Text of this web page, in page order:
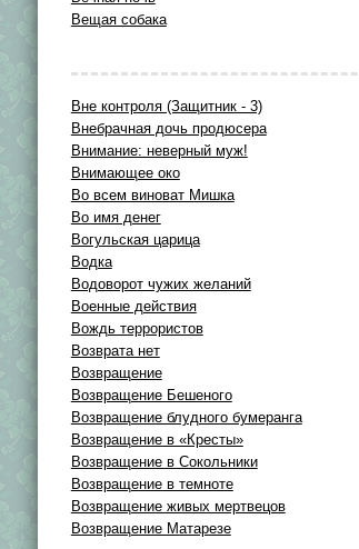
Вещая собака
Вне контроля (Защитник - 3)
Внебрачная дочь продюсера
Внимание: неверный муж!
Внимающее око
Во всем виноват Мишка
Во имя денег
Вогульская царица
Водка
Водоворот чужих желаний
Военные действия
Вождь террористов
Возврата нет
Возвращение
Возвращение Бешеного
Возвращение блудного бумеранга
Возвращение в «Кресты»
Возвращение в Сокольники
Возвращение в темноте
Возвращение живых мертвецов
Возвращение Матарезе